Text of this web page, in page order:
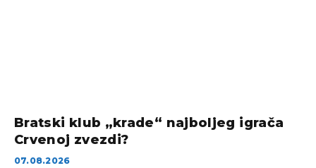
Bratski klub „krade“ najboljeg igrača
Crvenoj zvezdi?
07.08.2026